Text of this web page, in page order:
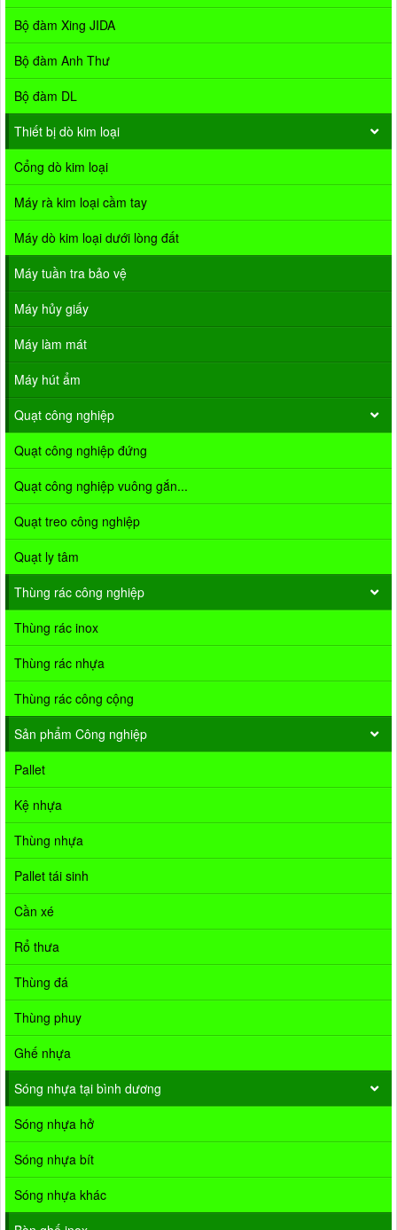
Bộ đàm Xing JIDA
Bộ đàm Anh Thư
Bộ đàm DL
Thiết bị dò kim loại
Cổng dò kim loại
Máy rà kim loại cầm tay
Máy dò kim loại dưới lòng đất
Máy tuần tra bảo vệ
Máy hủy giấy
Máy làm mát
Máy hút ẩm
Quạt công nghiệp
Quạt công nghiệp đứng
Quạt công nghiệp vuông gắn...
Quạt treo công nghiệp
Quạt ly tâm
Thùng rác công nghiệp
Thùng rác inox
Thùng rác nhựa
Thùng rác công cộng
Sản phẩm Công nghiệp
Pallet
Kệ nhựa
Thùng nhựa
Pallet tái sinh
Cần xé
Rổ thưa
Thùng đá
Thùng phuy
Ghế nhựa
Sóng nhựa tại bình dương
Sóng nhựa hở
Sóng nhựa bít
Sóng nhựa khác